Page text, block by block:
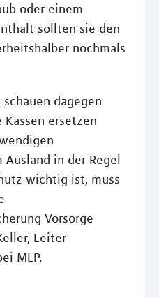
oder einem
sollten sie den
nochmals
dagegen
ersetzen
in der Regel
wichtig ist, muss
Vorsorge
Leiter
MLP.